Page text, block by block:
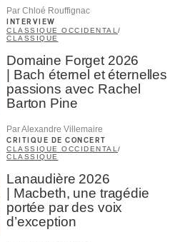
Par Chloé Rouffignac
INTERVIEW
CLASSIQUE OCCIDENTAL /
CLASSIQUE
Domaine Forget 2026
| Bach éternel et éternelles
passions avec Rachel
Barton Pine
Par Alexandre Villemaire
CRITIQUE DE CONCERT
CLASSIQUE OCCIDENTAL/
CLASSIQUE
Lanaudière 2026
| Macbeth, une tragédie
portée par des voix
d’exception